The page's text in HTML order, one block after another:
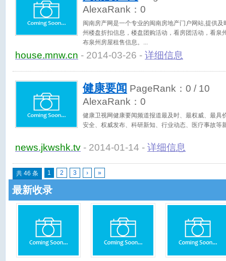
AlexaRank： 0
闽南房产网是一个专业的闽南房地产门户网站,提供
州楼盘折扣信息，楼盘团购活动，看房团活动，看泉
布泉州房屋租售信息。
house.mnw.cn - 2014-03-26 - 详细信息
健康要闻 PageRank： 0 / 10
AlexaRank： 0
健康卫视网健康要闻频道报道最及时、最权威、最具
安全、权威发布、科研新知、行业动态、医疗事故等
news.jkwshk.tv - 2014-01-14 - 详细信息
共 46 条 1 2 3 › »
最新收录